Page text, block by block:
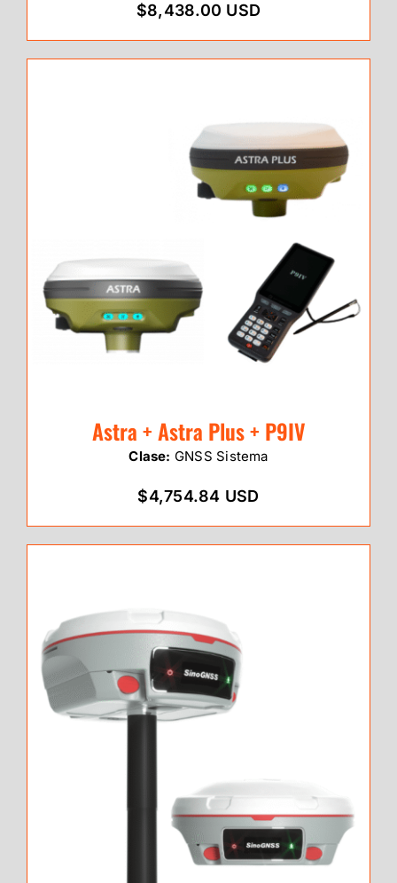
$8,438.00 USD
Astra + Astra Plus + P9IV
Clase: GNSS Sistema
$4,754.84 USD